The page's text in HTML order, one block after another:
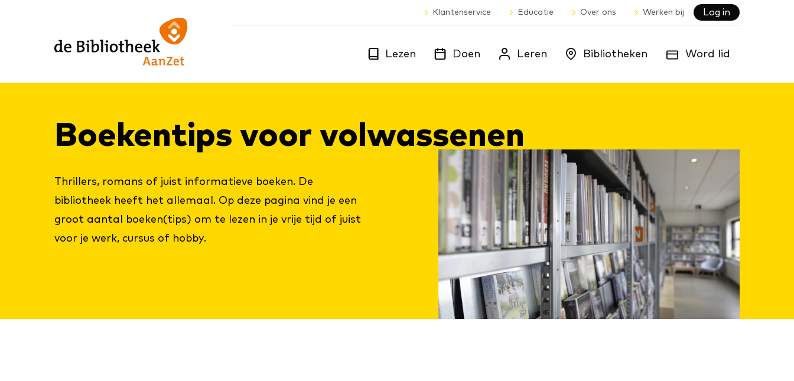
content
footer
naar
homepagina
Lezen Doen Leren Bibliotheken Word lid
Klantenservice Educatie Over ons Werken bij Log in
Boe­ken­tips voor vol­was­se­nen
Thrillers, romans of juist informatieve boeken. De
bibliotheek heeft het allemaal. Op deze pagina vind je een
groot aantal boeken(tips) om te lezen in je vrije tijd of juist
voor je werk, cursus of hobby.